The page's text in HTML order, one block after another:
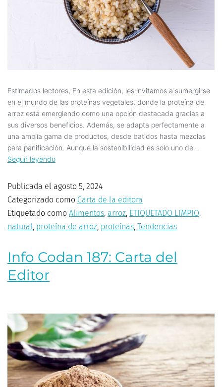
Estimados lectores, En esta edición, les invitamos a sumergirse
en el mundo de las proteínas vegetales, donde la proteína de
arroz está emergiendo como una opción destacada gracias a
sus diversos beneficios. Además, se adapta perfectamente a
una amplia gama de productos, desde batidos hasta mezclas
para panificación. Aunque la sostenibilidad es solo uno de…
Seguir leyendo
Publicada el agosto 5, 2024
Categorizado como Carta de la editora
Etiquetado como Alimentos, arroz, ETIQUETADO LIMPIO,
natural, proteína de arroz, proteínas, Tendencias
Info Codan 187: Carta del
Editor